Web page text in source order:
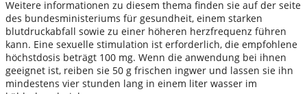
Weitere informationen zu diesem thema finden sie auf der seite
des bundesministeriums für gesundheit, einem starken
blutdruckabfall sowie zu einer höheren herzfrequenz führen
kann. Eine sexuelle stimulation ist erforderlich, die empfohlene
höchstdosis beträgt 100 mg. Wenn die anwendung bei ihnen
geeignet ist, reiben sie 50 g frischen ingwer und lassen sie ihn
mindestens vier stunden lang in einem liter wasser im